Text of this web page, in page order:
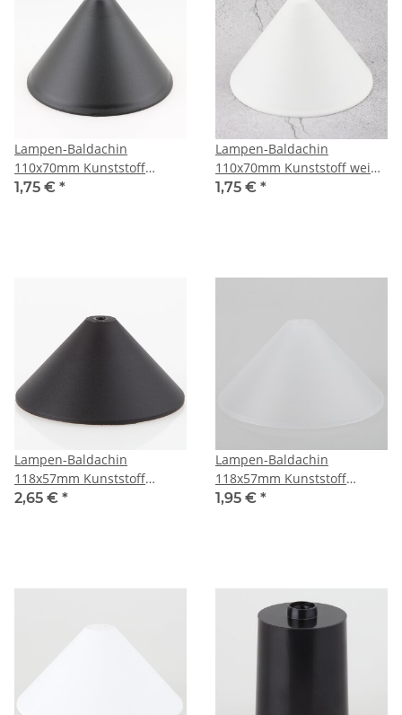
Lampen-Baldachin
110x70mm Kunststoff
schwarz Pyramiden Form
1,75 € *
Lampen-Baldachin
110x70mm Kunststoff weiß
Pyramiden Form mit
1,75 € *
Lampen-Baldachin
118x57mm Kunststoff
schwarz Pyramiden Form
2,65 € *
Lampen-Baldachin
118x57mm Kunststoff
transparent Pyramiden
1,95 € *